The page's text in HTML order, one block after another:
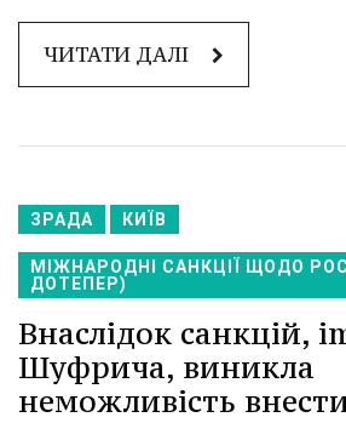
ЧИТАТИ ДАЛІ
ЗРАДА КИЇВ
МІЖНАРОДНІ САНКЦІЇ ЩОДО
ДОТЕПЕР)
Внаслідок санкцій,
Шуфрича, виникла
неможливість